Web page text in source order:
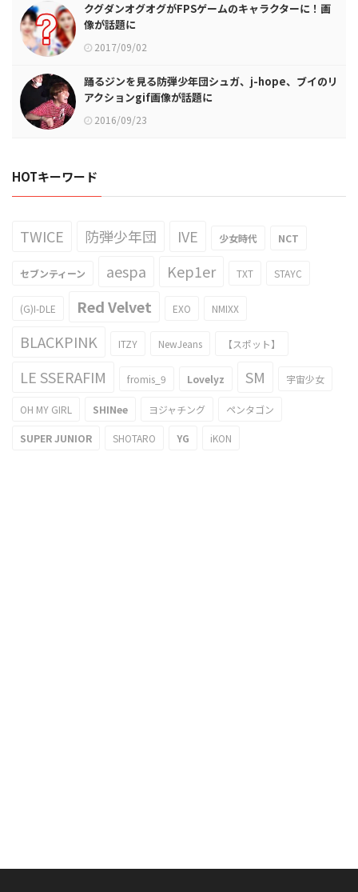
クグダンオグオグがFPSゲームのキャラクターに！画
像が話題に
2017/09/02
踊るジンを見る防弾少年団シュガ、j-hope、ブイのリ
アクションgif画像が話題に
2016/09/23
HOTキーワード
TWICE 防弾少年団 IVE 少女時代 NCT
セブンティーン aespa Kep1er TXT STAYC
(G)I-DLE Red Velvet EXO NMIXX
BLACKPINK ITZY NewJeans 【スポット】
LE SSERAFIM fromis_9 Lovelyz SM 宇宙少女
OH MY GIRL SHINee ヨジャチング ペンタゴン
SUPER JUNIOR SHOTARO YG iKON